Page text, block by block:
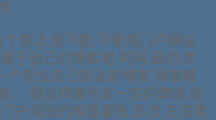
,
想法,能不能,不使用门户网站
于自己的博客呢,呵呵,是的,完
个完全自己架设的博客,博客域
. 但这样做也有一定的弊端,就
户网站的权重要低,其次,在搭建